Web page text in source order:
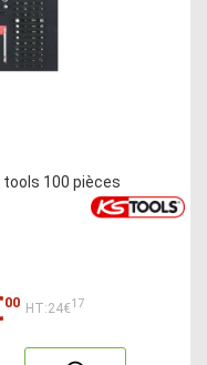
100 pièces
00 HT:24€17